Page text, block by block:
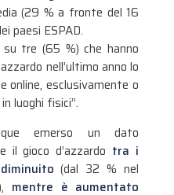
(29 % a fronte del 16
paesi ESPAD.
tre (65 %) che hanno
nell’ultimo anno lo
esclusivamente o
luoghi fisici”.
emerso un dato
il gioco d’azzardo tra i
(dal 32 % nel
mentre è aumentato